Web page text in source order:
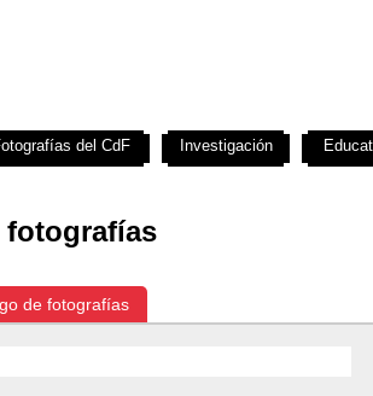
fotografías
de fotografías
del CdF Investigación